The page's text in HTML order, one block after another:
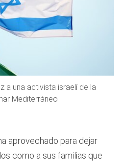
a una activista israelí de la
Mediterráneo
aprovechado para dejar
como a sus familias que